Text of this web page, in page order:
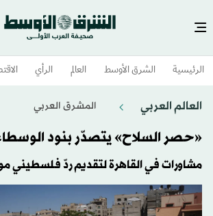
الرئيسية الشرق الأوسط​ العالم الرأي
العالم العربي المشرق العربي
«حصر السلاح» يتصدّر بنود
مشاورات في القاهرة لتقديم ردّ فلسطيني